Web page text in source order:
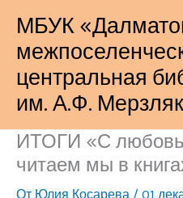
содержимому
МБУК
центральная
им. А.Ф.
ИТОГИ «С
читаем мы в
От Юлия Косарева / 01